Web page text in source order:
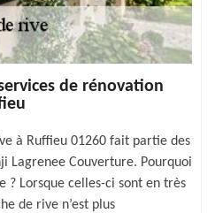
de rénovation
à Ruffieu 01260 fait partie des
Lagrenee Couverture. Pourquoi
? Lorsque celles-ci sont en très
de rive n’est plus